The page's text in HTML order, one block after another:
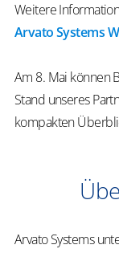
Weitere
Arvato Systems
Am 8. Mai können
Stand unseres
kompakten
Arvato Systems